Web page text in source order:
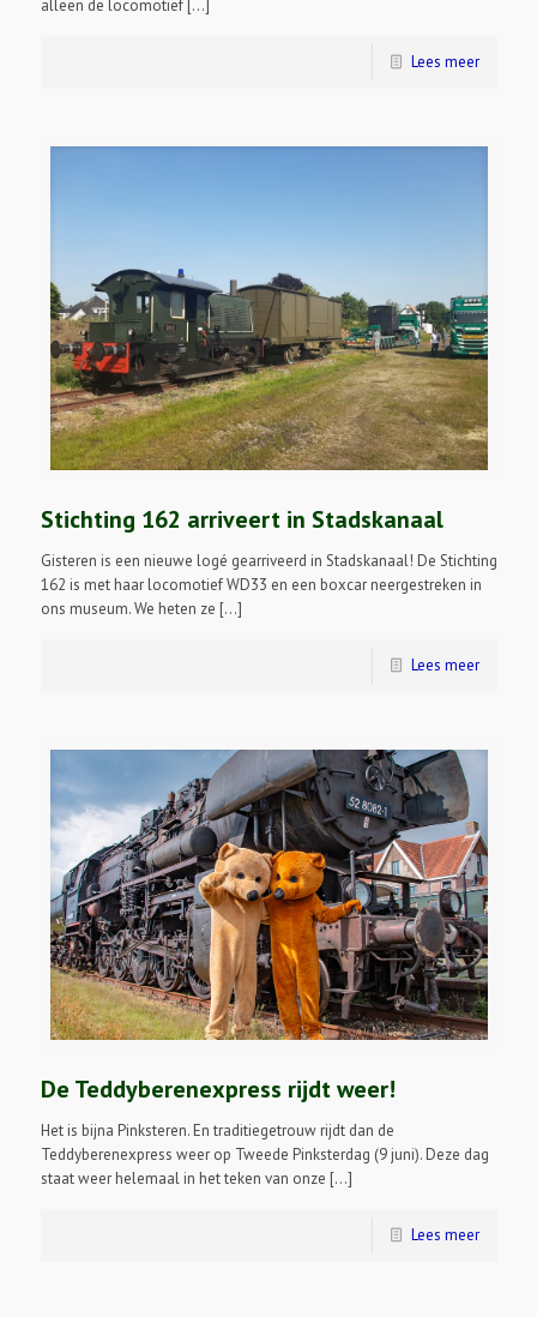
alleen de locomotief […]
Lees meer
Stichting 162 arriveert in Stadskanaal
Gisteren is een nieuwe logé gearriveerd in Stadskanaal! De Stichting
162 is met haar locomotief WD33 en een boxcar neergestreken in
ons museum. We heten ze […]
Lees meer
De Teddyberenexpress rijdt weer!
Het is bijna Pinksteren. En traditiegetrouw rijdt dan de
Teddyberenexpress weer op Tweede Pinksterdag (9 juni). Deze dag
staat weer helemaal in het teken van onze […]
Lees meer